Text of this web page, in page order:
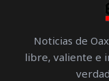
Noticias de
libre, valiente e